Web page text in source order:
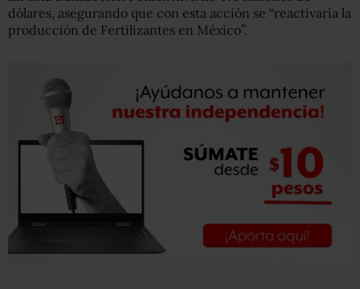
dólares, asegurando que con esta acción se “reactivaría la
producción de Fertilizantes en México”.